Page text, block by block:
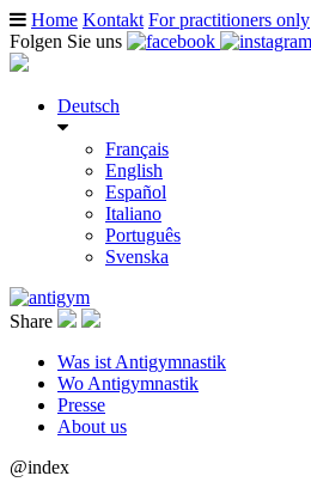
Home Kontakt For practitioners only
Folgen Sie uns
Deutsch
Français
English
Español
Italiano
Português
Svenska
Share
Was ist Antigymnastik
Wo Antigymnastik
Presse
About us
@index